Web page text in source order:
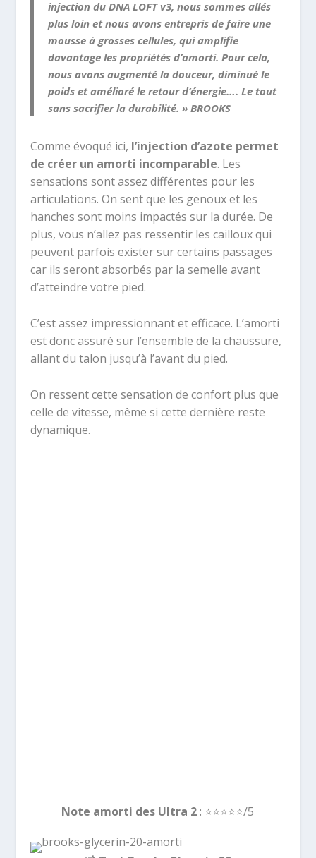
injection du DNA LOFT v3, nous sommes allés
plus loin et nous avons entrepris de faire une
mousse à grosses cellules, qui amplifie
davantage les propriétés d’amorti. Pour cela,
nous avons augmenté la douceur, diminué le
poids et amélioré le retour d’énergie…. Le tout
sans sacrifier la durabilité. » BROOKS
Comme évoqué ici, l’injection d’azote permet
de créer un amorti incomparable. Les
sensations sont assez différentes pour les
articulations. On sent que les genoux et les
hanches sont moins impactés sur la durée. De
plus, vous n’allez pas ressentir les cailloux qui
peuvent parfois exister sur certains passages
car ils seront absorbés par la semelle avant
d’atteindre votre pied.
C’est assez impressionnant et efficace. L’amorti
est donc assuré sur l’ensemble de la chaussure,
allant du talon jusqu’à l’avant du pied.
On ressent cette sensation de confort plus que
celle de vitesse, même si cette dernière reste
dynamique.
Note amorti des Ultra 2 : ⭐️⭐️⭐️⭐️⭐️/5